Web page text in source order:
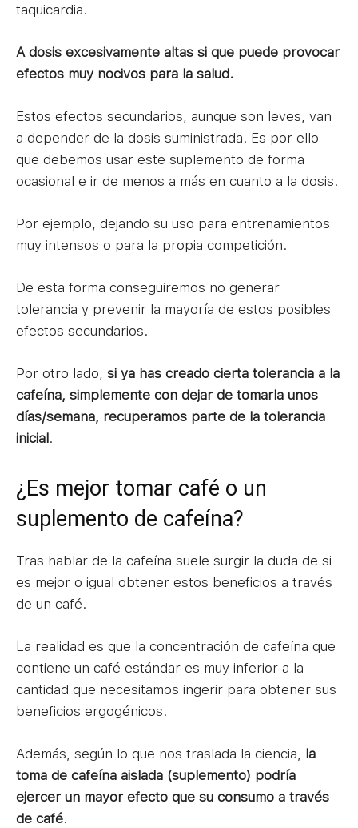
taquicardia.
A dosis excesivamente altas si que puede provocar
efectos muy nocivos para la salud.
Estos efectos secundarios, aunque son leves, van
a depender de la dosis suministrada. Es por ello
que debemos usar este suplemento de forma
ocasional e ir de menos a más en cuanto a la dosis.
Por ejemplo, dejando su uso para entrenamientos
muy intensos o para la propia competición.
De esta forma conseguiremos no generar
tolerancia y prevenir la mayoría de estos posibles
efectos secundarios.
Por otro lado, si ya has creado cierta tolerancia a la
cafeína, simplemente con dejar de tomarla unos
días/semana, recuperamos parte de la tolerancia
inicial.
¿Es mejor tomar café o un
suplemento de cafeína?
Tras hablar de la cafeína suele surgir la duda de si
es mejor o igual obtener estos beneficios a través
de un café.
La realidad es que la concentración de cafeína que
contiene un café estándar es muy inferior a la
cantidad que necesitamos ingerir para obtener sus
beneficios ergogénicos.
Además, según lo que nos traslada la ciencia, la
toma de cafeína aislada (suplemento) podría
ejercer un mayor efecto que su consumo a través
de café.